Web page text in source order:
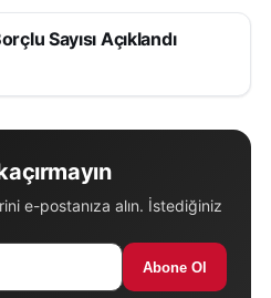
Sayısı Açıklandı
e-postanıza alın. İstediğiniz
Abone Ol